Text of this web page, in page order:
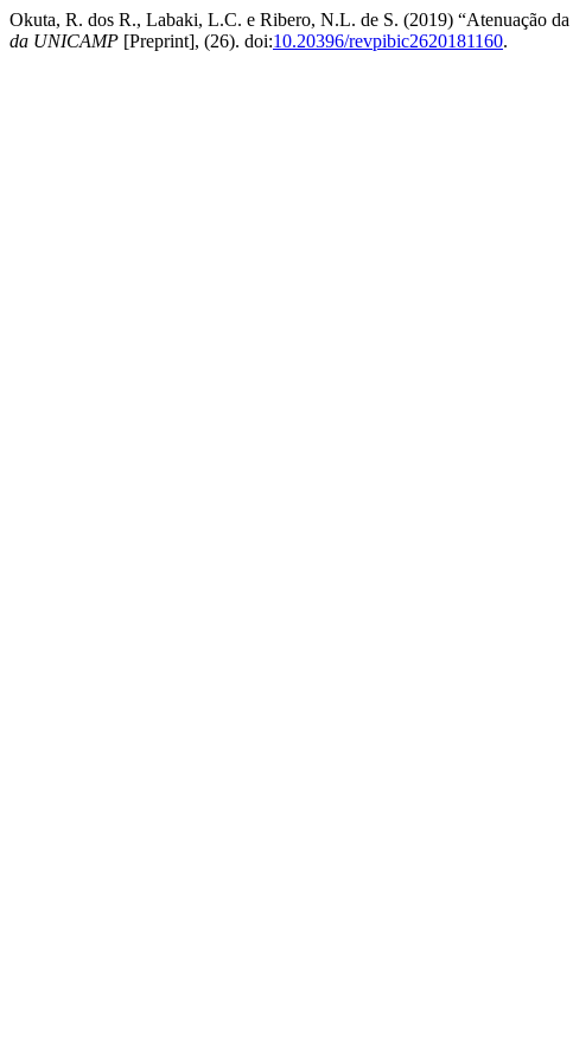
Okuta, R. dos R., Labaki, L.C. e Ribero, N.L. de S. (2019) “Atenuação da
da UNICAMP [Preprint], (26). doi:10.20396/revpibic2620181160.